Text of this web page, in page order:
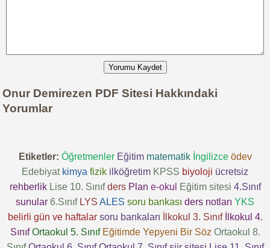
Yorumu Kaydet
Onur Demirezen PDF Sitesi Hakkındaki
Yorumlar
Etiketler: Öğretmenler Eğitim matematik İngilizce ödev
Edebiyat kimya fizik ilköğretim KPSS biyoloji ücretsiz
rehberlik Lise 10. Sınıf ders Plan e-okul Eğitim sitesi 4.Sınıf
sunular 6.Sınıf LYS ALES soru bankası ders notları YKS
belirli gün ve haftalar soru bankaları İlkokul 3. Sınıf
İlkokul 4.
Sınıf Ortaokul 5. Sınıf Eğitimde Yepyeni Bir Söz Ortaokul 8.